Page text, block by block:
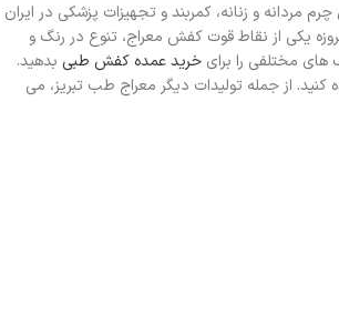
و زنانه، کمربند و تجهیزات پزشکی در ایران
یکی از نقاط قوت کفش معراج، تنوع در رنگ و
مختلفی را برای خرید عمده کفش طبی بدهید.
از جمله تولیدات دیگر معراج طب تبریز، می